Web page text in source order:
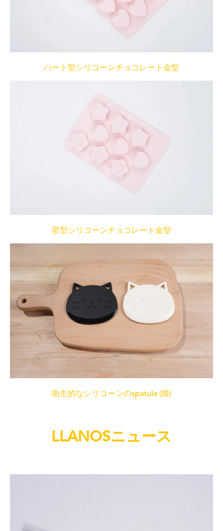
ハート型シリコーンチョコレート金型
星型シリコーンチョコレート金型
衛生的なシリコーンのspatula (猫)
LLANOSニュース